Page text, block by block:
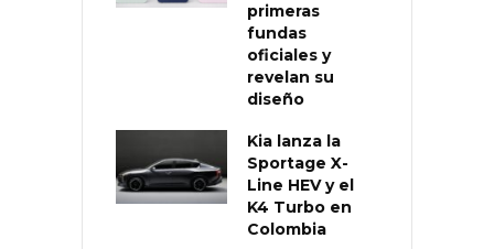
primeras
fundas
oficiales y
revelan su
diseño
Kia lanza la
Sportage X-
Line HEV y el
K4 Turbo en
Colombia